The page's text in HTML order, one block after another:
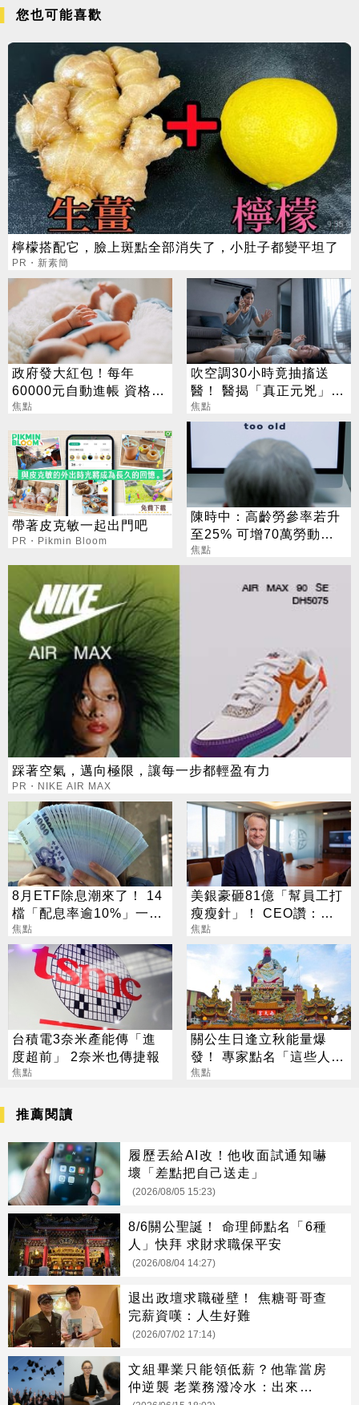
您也可能喜歡
檸檬搭配它，臉上斑點全部消失了，小肚子都變平坦了
PR・新素簡
政府發大紅包！每年
60000元自動進帳 資格一
次看
焦點
吹空調30小時竟抽搐送
醫！ 醫揭「真正元兇」：
不是冷氣
焦點
帶著皮克敏一起出門吧
PR・Pikmin Bloom
陳時中：高齡勞參率若升
至25% 可增70萬勞動人
口
焦點
踩著空氣，邁向極限，讓每一步都輕盈有力
PR・NIKE AIR MAX
8月ETF除息潮來了！ 14
檔「配息率逾10%」一次
看
焦點
美銀豪砸81億「幫員工打
瘦瘦針」！ CEO讚：一
項值得的投資
焦點
台積電3奈米產能傳「進
度超前」 2奈米也傳捷報
焦點
關公生日逢立秋能量爆
發！ 專家點名「這些人」
別亂拜
焦點
推薦閱讀
履歷丟給AI改！他收面試通知嚇
壞「差點把自己送走」
(2026/08/05 15:23)
8/6關公聖誕！ 命理師點名「6種
人」快拜 求財求職保平安
(2026/08/04 14:27)
退出政壇求職碰壁！ 焦糖哥哥查
完薪資嘆：人生好難
(2026/07/02 17:14)
文組畢業只能領低薪？他靠當房
仲逆襲 老業務潑冷水：出來混遲